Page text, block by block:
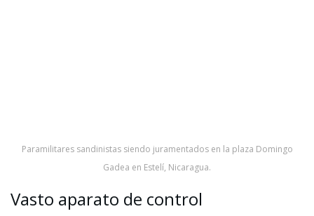
Paramilitares sandinistas siendo juramentados en la plaza Domingo
Gadea en Estelí, Nicaragua.
Vasto aparato de control